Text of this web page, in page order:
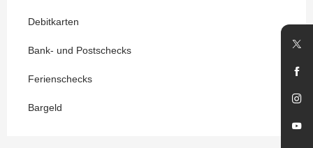
Debitkarten
Bank- und Postschecks
Ferienschecks
Bargeld